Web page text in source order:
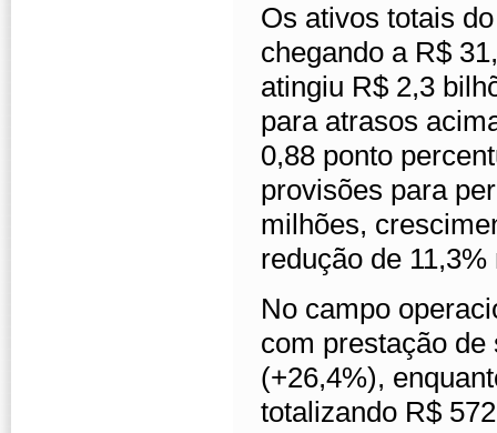
Os ativos totais
chegando a R$
atingiu R$ 2,3
para atrasos
0,88 ponto
provisões para
milhões,
redução de
No campo
com prestação
(+26,4%),
totalizando R$